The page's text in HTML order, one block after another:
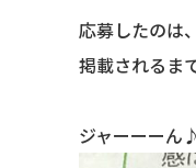
応募したのは
掲載されるま
ジャーーー